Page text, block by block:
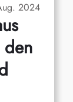
2024